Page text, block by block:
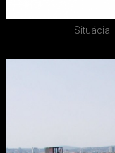
Situácia